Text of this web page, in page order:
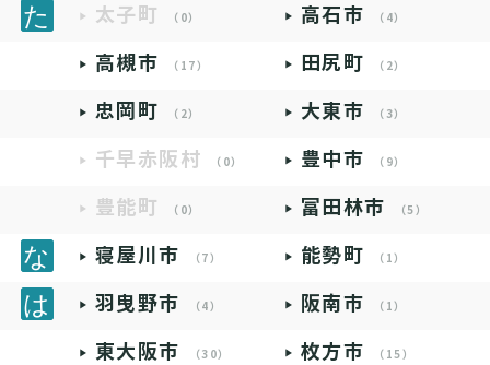
太子町 （0） 高石市 （4）
高槻市 （17） 田尻町 （2）
忠岡町 （2） 大東市 （3）
千早赤阪村 （0） 豊中市 （9）
豊能町 （0） 富田林市 （5）
寝屋川市 （7） 能勢町 （1）
羽曳野市 （4） 阪南市 （1）
東大阪市 （30） 枚方市 （15）